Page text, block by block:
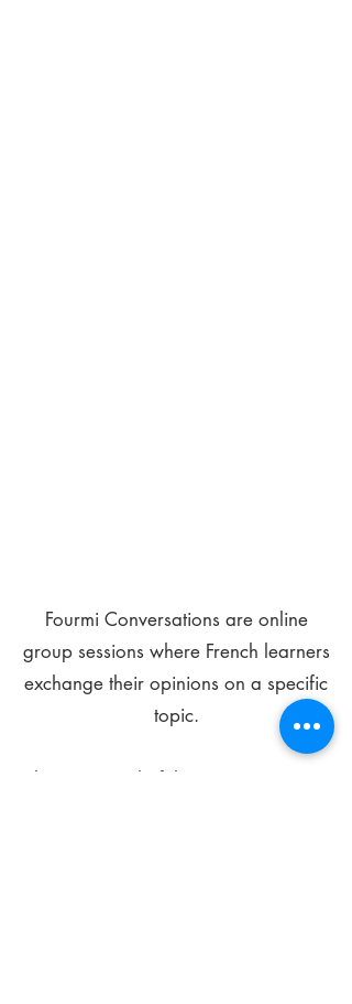
Fourmi Conversations are online
group sessions where French learners
exchange their opinions on a specific
topic.
The main goal of these meetings is to